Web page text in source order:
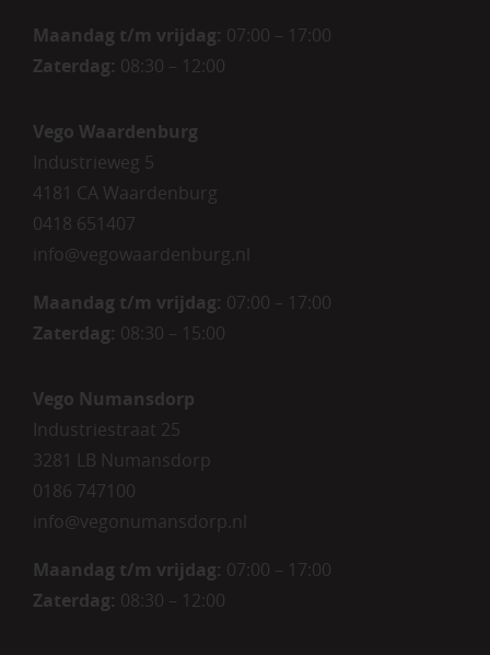
Maandag t/m vrijdag: 07:00 – 17:00
Zaterdag: 08:30 – 12:00
Vego Waardenburg
Industrieweg 5
4181 CA Waardenburg
0418 651407
info@vegowaardenburg.nl
Maandag t/m vrijdag: 07:00 – 17:00
Zaterdag: 08:30 – 15:00
Vego Numansdorp
Industriestraat 25
3281 LB Numansdorp
0186 747100
info@vegonumansdorp.nl
Maandag t/m vrijdag: 07:00 – 17:00
Zaterdag: 08:30 – 12:00